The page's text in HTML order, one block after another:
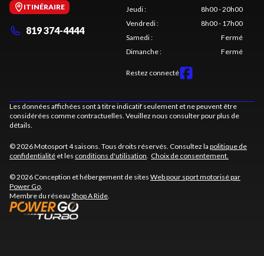
ITINÉRAIRE
819 374-4444
Jeudi:
8h00 - 20h00
Vendredi:
8h00 - 17h00
Samedi:
Fermé
Dimanche: Fermé
Restez connecté
Les données affichées sont à titre indicatif seulement et ne peuvent être
considérées comme contractuelles. Veuillez nous consulter pour plus de
détails.
© 2026 Motosport 4 saisons. Tous droits réservés. Consultez la politique de
confidentialité et les conditions d'utilisation Choix de consentement.
© 2026 Conception et hébergement de sites Web pour sport motorisé par
Power Go
Membre du réseau Shop A Ride